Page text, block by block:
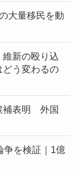
大量移民を動
維新の殴り込
う変わるの
補表明 外国
争を検証｜1億